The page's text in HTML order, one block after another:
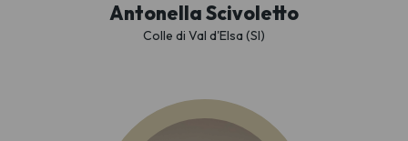
Antonella Scivoletto
Colle di Val d'Elsa (SI)